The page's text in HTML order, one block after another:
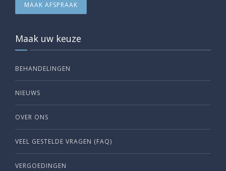
MAAK AFSPRAAK
Maak uw keuze
BEHANDELINGEN
NIEUWS
OVER ONS
VEEL GESTELDE VRAGEN (FAQ)
VERGOEDINGEN